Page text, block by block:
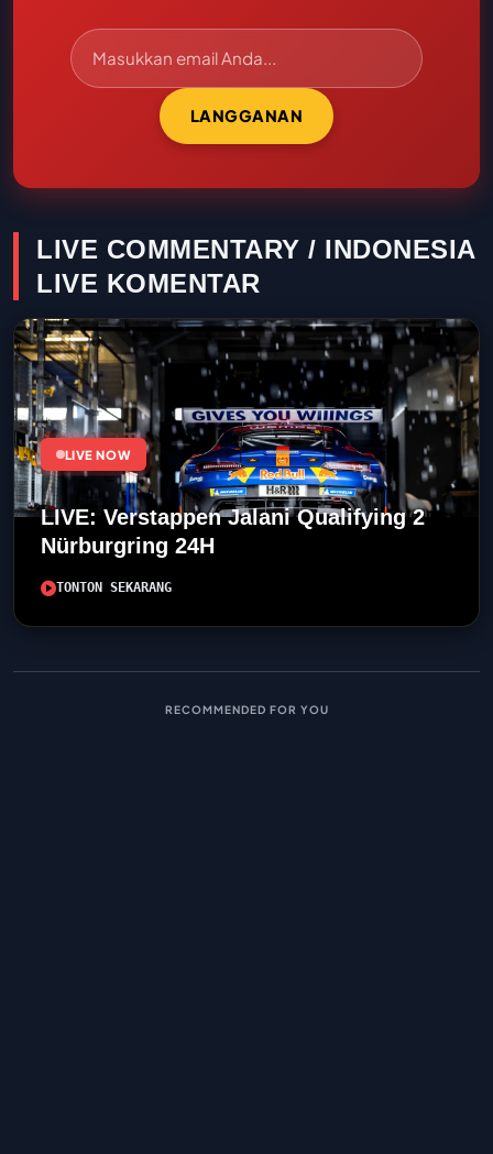
LANGGANAN
LIVE COMMENTARY / INDONESIA
LIVE KOMENTAR
LIVE NOW
LIVE: Verstappen Jalani Qualifying 2
Nürburgring 24H
TONTON SEKARANG
RECOMMENDED FOR YOU